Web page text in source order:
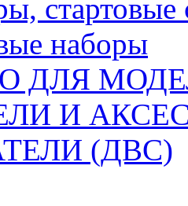
стартовые
наборы
ДЛЯ
И
(ДВС)